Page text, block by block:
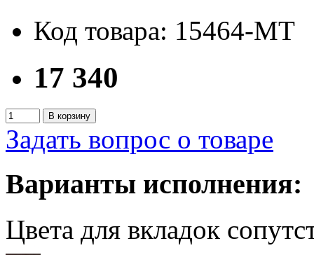
Код товара: 15464-MT
17 340
В корзину
Задать вопрос о товаре
Варианты исполнения:
Цвета для вкладок